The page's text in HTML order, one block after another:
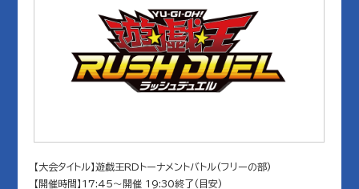
【大会タイトル】遊戯王RDトーナメントバトル(フリーの部)
【開催時間】17:45～開催 19:30終了(目安)